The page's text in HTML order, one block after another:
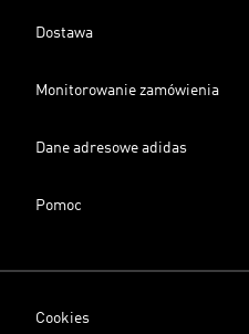
Dostawa
Monitorowanie zamówienia
Dane adresowe adidas
Pomoc
Cookies